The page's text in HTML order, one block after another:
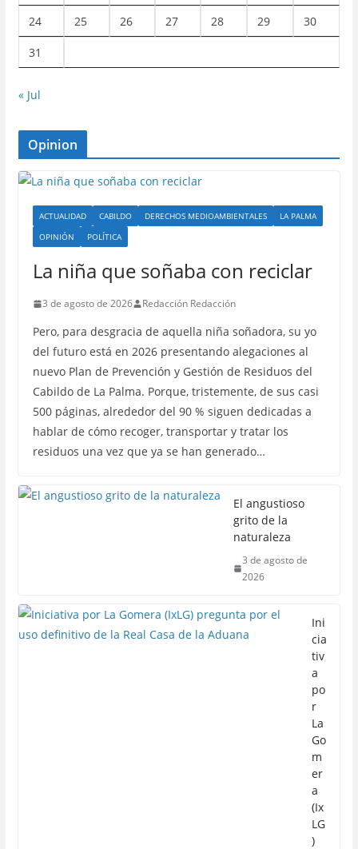
24 25 26 27 28 29 30
31
« Jul
Opinion
ACTUALIDAD CABILDO DERECHOS MEDIOAMBIENTALES
LA PALMA
OPINIÓN
POLÍTICA
La niña que soñaba con reciclar
3 de agosto de 2026 Redacción Redacción
Pero, para desgracia de aquella niña soñadora, su yo
del futuro está en 2026 presentando alegaciones al
nuevo Plan de Prevención y Gestión de Residuos del
Cabildo de La Palma. Porque, tristemente, de sus casi
500 páginas, alrededor del 90 % siguen dedicadas a
hablar de cómo recoger, transportar y tratar los
residuos una vez que ya se han generado…
El angustioso
grito de la
naturaleza
3 de agosto de
2026
Ini
cia
tiv
a
po
r
La
Go
m
er
a
(Ix
LG
)